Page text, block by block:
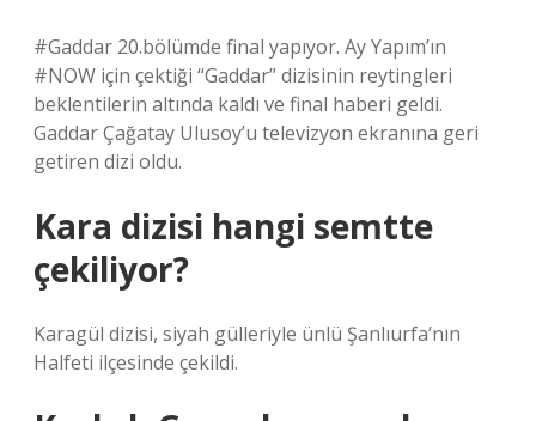
#Gaddar 20.bölümde final yapıyor. Ay Yapım’ın
#NOW için çektiği “Gaddar” dizisinin reytingleri
beklentilerin altında kaldı ve final haberi geldi.
Gaddar Çağatay Ulusoy’u televizyon ekranına geri
getiren dizi oldu.
Kara dizisi hangi semtte
çekiliyor?
Karagül dizisi, siyah gülleriyle ünlü Şanlıurfa’nın
Halfeti ilçesinde çekildi.